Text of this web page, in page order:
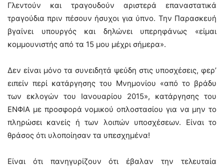
Γλεντούν και τραγουδούν αριστερά επαναστατικά
τραγούδια πριν πέσουν ήσυχοι για ύπνο. Την Παρασκευή
βγαίνει υπουργός και δηλώνει υπερηφάνως «είμαι
κομμουνιστής από τα 15 μου μέχρι σήμερα».
Δεν είναι μόνο τα συνειδητά ψεύδη στις υποσχέσεις, φερ’
ειπείν περί κατάργησης του Μνημονίου «από το βράδυ
των εκλογών του Ιανουαρίου 2015», κατάργησης του
ΕΝΦΙΑ με προσφορά νομικού οπλοστασίου για να μην το
πληρώσει κανείς ή των λοιπών υποσχέσεων. Είναι το
θράσος ότι υλοποίησαν τα υπεσχημένα!
Είναι ότι πανηγυρίζουν ότι έβαλαν την τελευταία